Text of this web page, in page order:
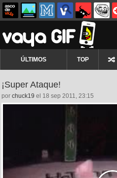
ÚLTIMOS TOP
¡Super Ataque!
por chuck19 el 18 sep 2011, 23:15